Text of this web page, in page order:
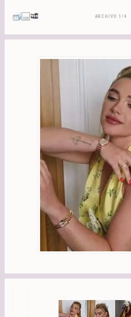
ARCHIVO 1/4